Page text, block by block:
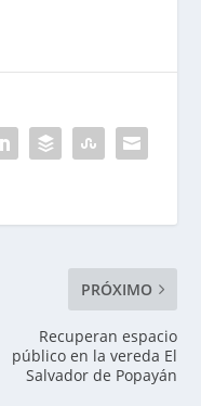
PRÓXIMO
Recuperan espacio
público en la vereda El
Salvador de Popayán